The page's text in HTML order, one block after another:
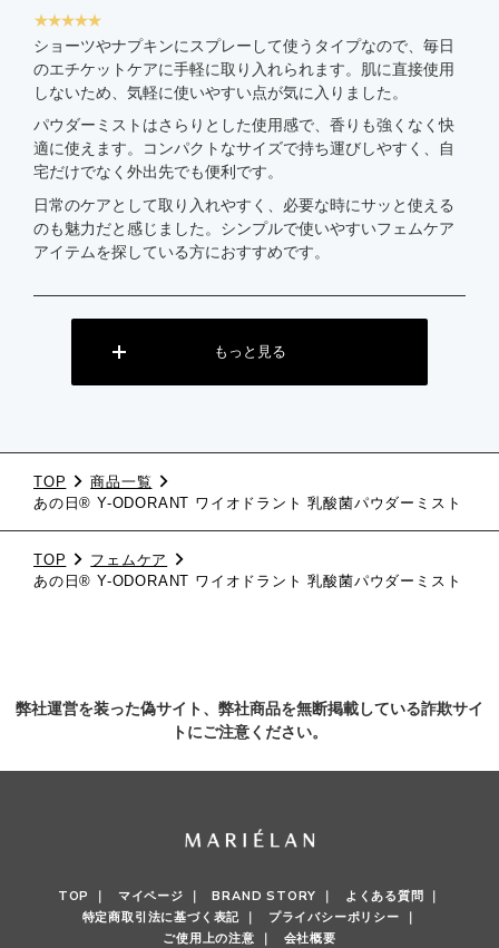
★★★★★
ショーツやナプキンにスプレーして使うタイプなので、毎日
のエチケットケアに手軽に取り入れられます。肌に直接使用
しないため、気軽に使いやすい点が気に入りました。
パウダーミストはさらりとした使用感で、香りも強くなく快
適に使えます。コンパクトなサイズで持ち運びしやすく、自
宅だけでなく外出先でも便利です。
日常のケアとして取り入れやすく、必要な時にサッと使える
のも魅力だと感じました。シンプルで使いやすいフェムケア
アイテムを探している方におすすめです。
もっと見る
TOP
商品一覧
あの日® Y-ODORANT ワイオドラント 乳酸菌パウダーミスト
TOP
フェムケア
あの日® Y-ODORANT ワイオドラント 乳酸菌パウダーミスト
弊社運営を装った偽サイト、弊社商品を無断掲載している詐欺サイ
トにご注意ください。
TOP ｜ マイページ ｜ BRAND STORY ｜
よくある質問 ｜
特定商取引法に基づく表記 ｜
プライバシーポリシー ｜
ご使用上の注意 ｜
会社概要